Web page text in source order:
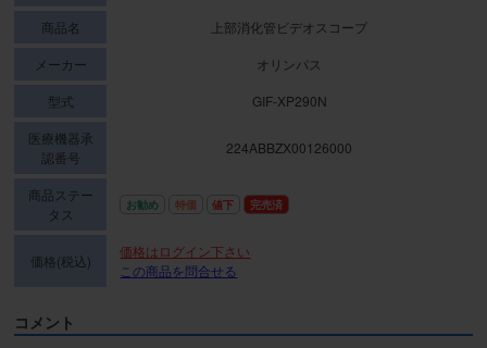
商品名
上部消化管ビデオスコープ
メーカー
オリンパス
型式
GIF-XP290N
医療機器承
認番号
224ABBZX00126000
商品ステー
タス
お勧め 特価 値下 完売済
価格(税込)
価格はログイン下さい
この商品を問合せる
コメント